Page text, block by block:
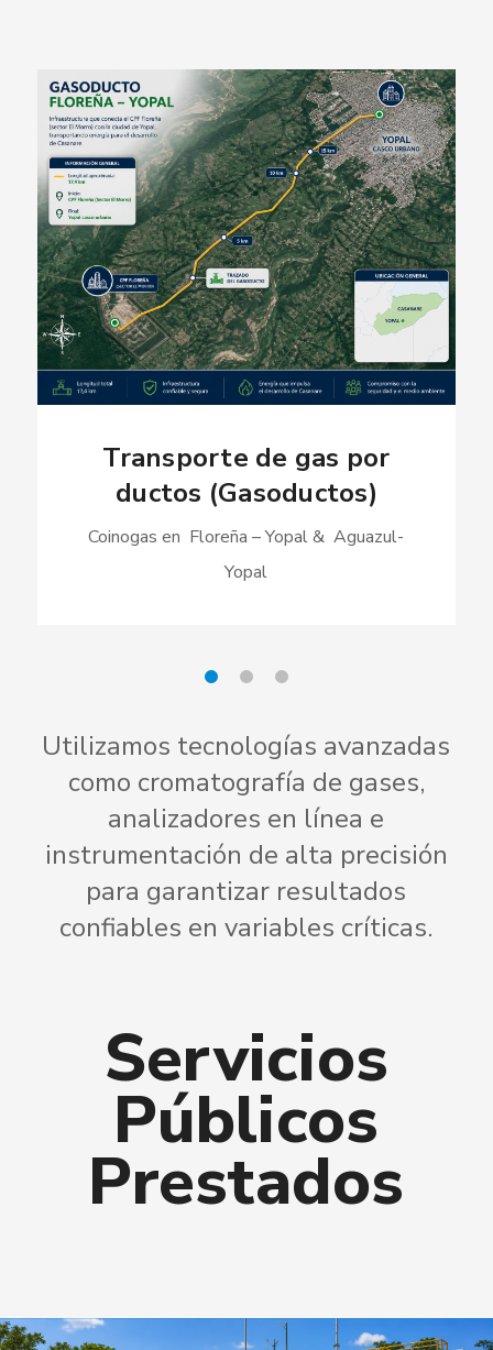
Transporte de gas por
ductos (Gasoductos)
Coinogas en Floreña – Yopal & Aguazul-
Yopal
Utilizamos tecnologías avanzadas
como cromatografía de gases,
analizadores en línea e
instrumentación de alta precisión
para garantizar resultados
confiables en variables críticas.
Servicios
Públicos
Prestados